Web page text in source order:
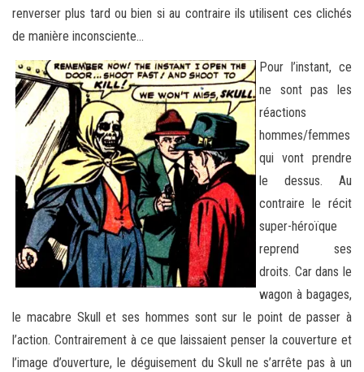
renverser plus tard ou bien si au contraire ils utilisent ces clichés
de manière inconsciente…
Pour l’instant, ce
ne sont pas les
réactions
hommes/femmes
qui vont prendre
le dessus. Au
contraire le récit
super-héroïque
reprend ses
droits. Car dans le
wagon à bagages,
le macabre Skull et ses hommes sont sur le point de passer à
l’action. Contrairement à ce que laissaient penser la couverture et
l’image d’ouverture, le déguisement du Skull ne s’arrête pas à un